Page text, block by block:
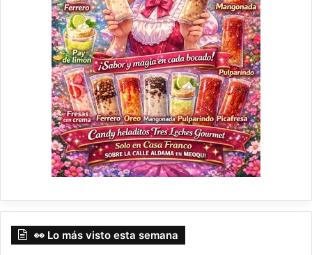
👀 Lo más visto esta semana